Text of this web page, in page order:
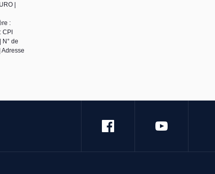
|
:
de